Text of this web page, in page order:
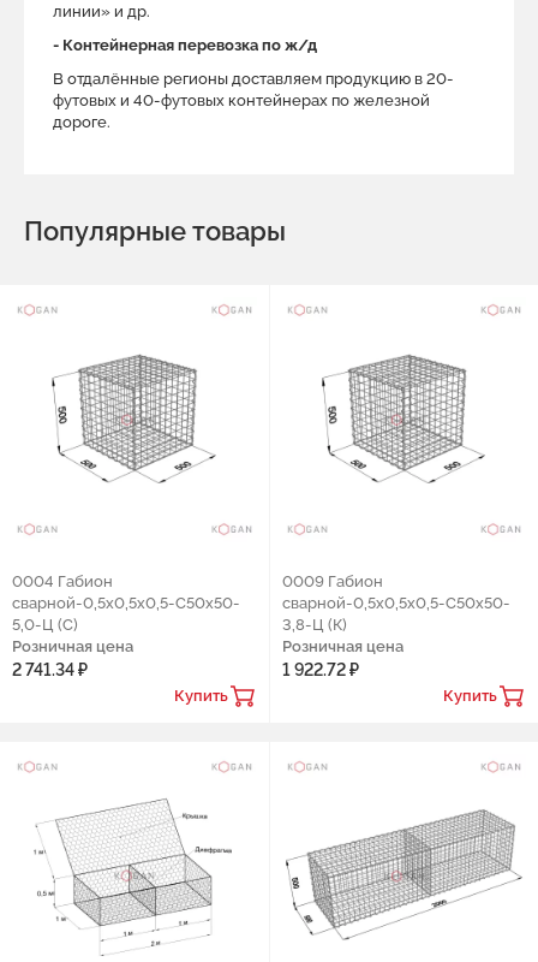
линии» и др.
- Контейнерная перевозка по ж/д
В отдалённые регионы доставляем продукцию в 20-
футовых и 40-футовых контейнерах по железной
дороге.
Популярные товары
0004 Габион
сварной-0,5х0,5х0,5-С50х50-
5,0-Ц (С)
Розничная цена
2 741.34 ₽
Купить
0009 Габион
сварной-0,5х0,5х0,5-С50х50-
3,8-Ц (К)
Розничная цена
1 922.72 ₽
Купить